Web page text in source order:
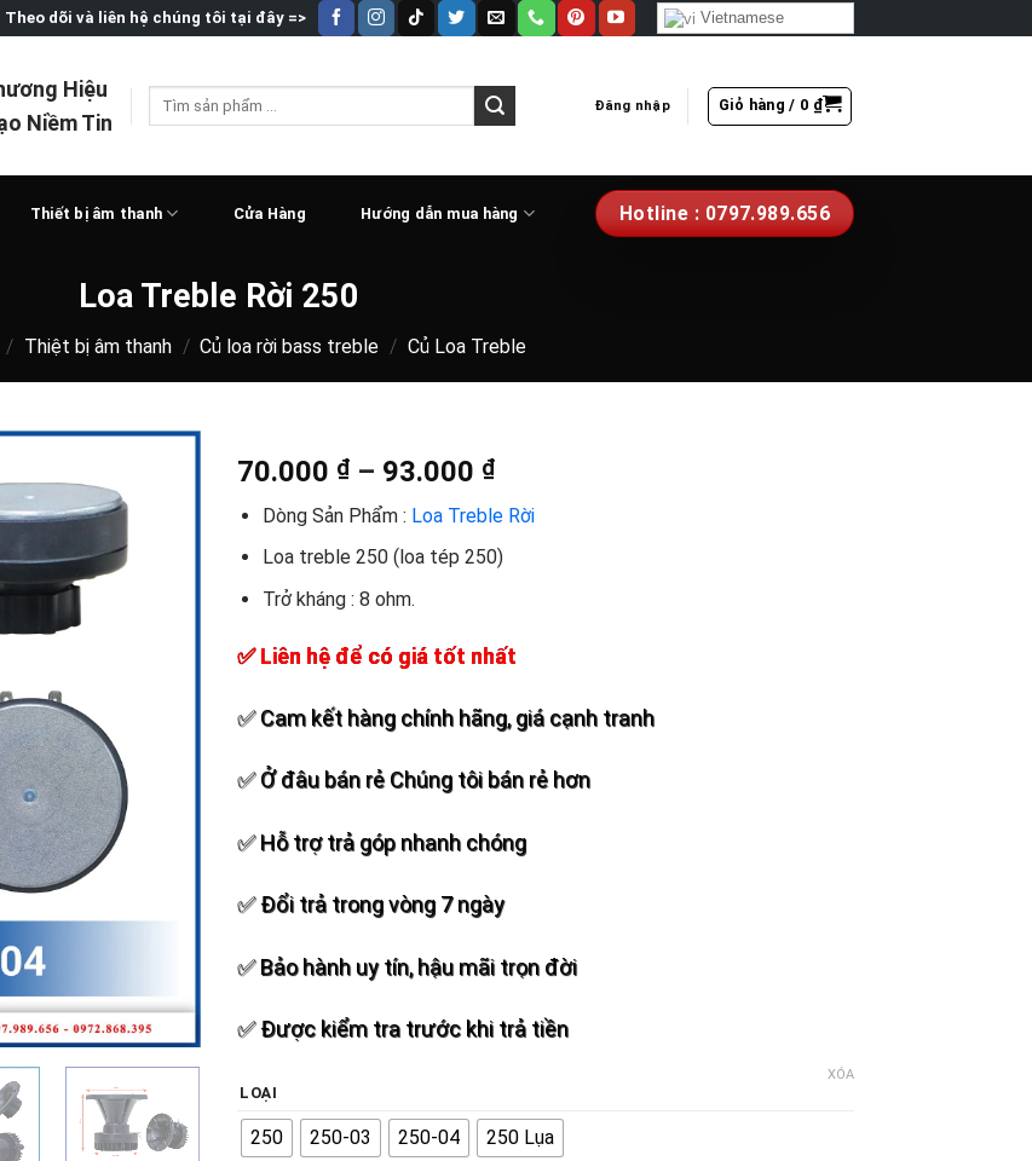
Theo dõi và liên hệ chúng tôi tại đây => Vietnamese
Hiệu
Niềm Tin
Tìm
Đăng nhập Giỏ hàng / 0 ₫
Thiết bị âm thanh Cửa Hàng Hướng dẫn mua hàng Hotline : 0797.989.656
Loa Treble Rời 250
/ Thiệt bị âm thanh / Củ loa rời bass treble / Củ Loa Treble
Add to
70.000 ₫ – 93.000 ₫
Dòng Sản Phẩm : Loa Treble Rời
Loa treble 250 (loa tép 250)
Trở kháng : 8 ohm.
✅ Liên hệ để có giá tốt nhất
✅ Cam kết hàng chính hãng, giá cạnh tranh
✅ Ở đâu bán rẻ Chúng tôi bán rẻ hơn
✅ Hỗ trợ trả góp nhanh chóng
✅ Đổi trả trong vòng 7 ngày
✅ Bảo hành uy tín, hậu mãi trọn đời
✅ Được kiểm tra trước khi trả tiền
LOẠI
250 250-03 250-04
250 Lụa
XÓA